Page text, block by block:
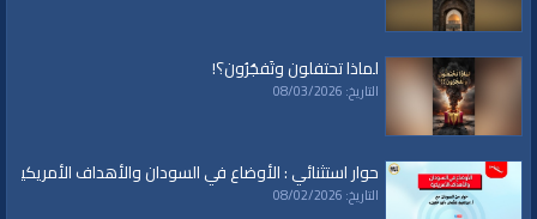
لماذا تحتفلون وتَفجُرُون؟!
التاريخ: 08/03/2026
حوار استثنائي : الأوضاع في السودان والأهداف الأمريكية
التاريخ: 08/02/2026